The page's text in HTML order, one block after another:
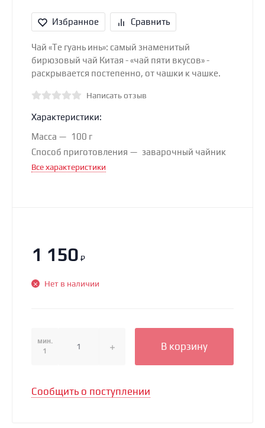
Избранное Сравнить
Чай «Те гуань инь»: самый знаменитый
бирюзовый чай Китая - «чай пяти вкусов» -
раскрывается постепенно, от чашки к чашке.
Написать отзыв
Характеристики:
Масса
100 г
Способ приготовления
заварочный чайник
Все характеристики
1 150 ₽
Нет в наличии
мин.
1
В корзину
Сообщить о поступлении